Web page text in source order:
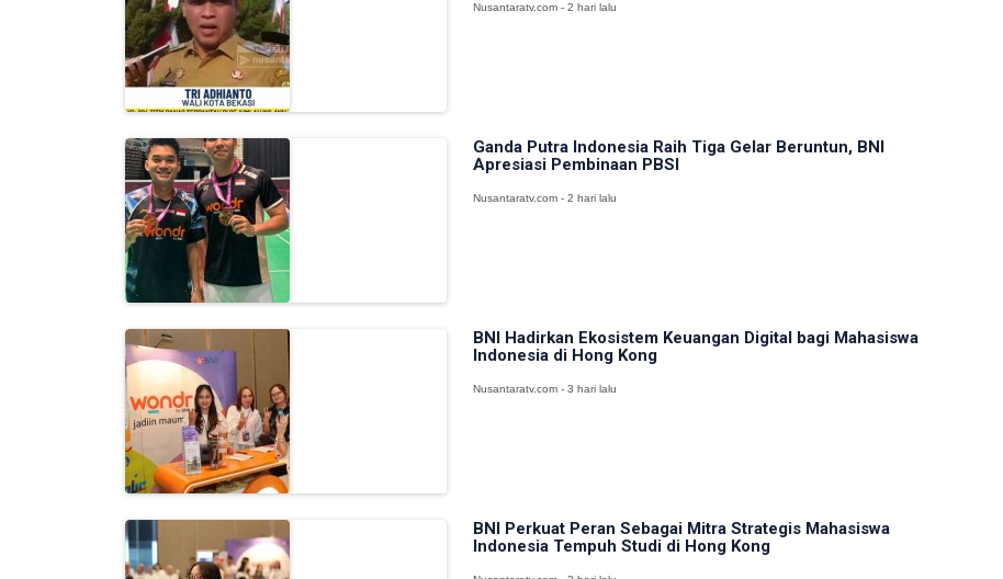
Nusantaratv.com - 2 hari lalu
Ganda Putra Indonesia Raih Tiga Gelar Beruntun, BNI
Apresiasi Pembinaan PBSI
Nusantaratv.com - 2 hari lalu
BNI Hadirkan Ekosistem Keuangan Digital bagi Mahasiswa
Indonesia di Hong Kong
Nusantaratv.com - 3 hari lalu
BNI Perkuat Peran Sebagai Mitra Strategis Mahasiswa
Indonesia Tempuh Studi di Hong Kong